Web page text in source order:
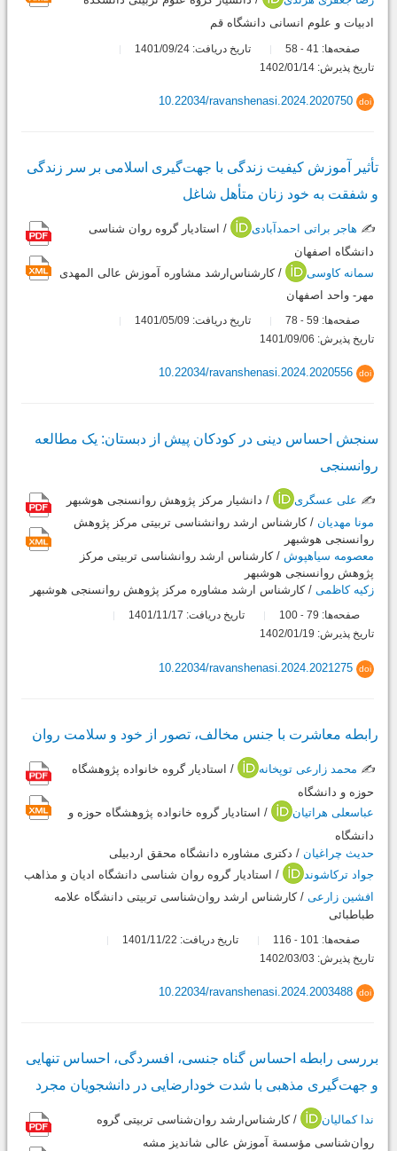
ادبیات و علوم انسانی دانشگاه قم
صفحه‌ها: 41
-
تاریخ دریافت: 1401/09/24
تاریخ پذیرش: 1402/01/14
doi
10.22034/ravanshenasi.2024.2020750
تأثیر آموزش کیفیت زندگی با جهت‌گیری اسلامی بر سر زندگی
و شفقت به خود زنان متأهل شاغل
✍️ هاجر براتی احمدآبادی
/ استادیار گروه روان شناسی
دانشگاه اصفهان
سمانه کاوسی
/ کارشناس‌ارشد مشاوره آموزش عالی المهدی
مهر- واحد اصفهان
صفحه‌ها: 59
-
تاریخ دریافت: 1401/05/09
تاریخ پذیرش: 1401/09/06
doi
10.22034/ravanshenasi.2024.2020556
سنجش احساس دینی در کودکان پیش از دبستان: یک مطالعه
روان‎سنجی
✍️ علی عسگری
/ دانشیار مرکز پژوهش روان‎سنجی هوشبهر
مونا مهدیان
/ کارشناس ارشد روان‎شناسی تربیتی مرکز پژوهش
روان‎سنجی هوشبهر
معصومه سیاهپوش
/ کارشناس ارشد روان‎شناسی تربیتی مرکز
پژوهش روان‎سنجی هوشبهر
زکیه کاظمی / کارشناس ارشد مشاوره مرکز پژوهش روان‎سنجی هوشبهر
صفحه‌ها: 79
-
تاریخ دریافت: 1401/11/17
تاریخ پذیرش: 1402/01/19
doi
10.22034/ravanshenasi.2024.2021275
رابطه معاشرت با جنس مخالف، تصور از خود و سلامت روان
✍️ محمد زارعی توپخانه
/ استادیار گروه خانواده پژوهشگاه
حوزه و دانشگاه
عباسعلی هراتیان
/ استادیار گروه خانواده پژوهشگاه حوزه و
دانشگاه
حدیث چراغیان / دکتری مشاوره دانشگاه محقق اردبیلی
جواد ترکاشوند
/ استادیار گروه روان شناسی دانشگاه ادیان و مذاهب
افشین زارعی / کارشناس ارشد روان‌شناسی تربیتی دانشگاه علامه
طباطبائی
صفحه‌ها: 101
-
تاریخ دریافت: 1401/11/22
تاریخ پذیرش: 1402/03/03
doi
10.22034/ravanshenasi.2024.2003488
بررسی رابطه احساس گناه جنسی، افسردگی، احساس تنهایی
و جهت‌گیری مذهبی با شدت خودارضایی در دانشجویان مجرد
ندا کمالیان
/ کارشناس‌ارشد روان‌شناسی تربیتی گروه
روان‌شناسی مؤسسة آموزش عالی شاندیز مشه